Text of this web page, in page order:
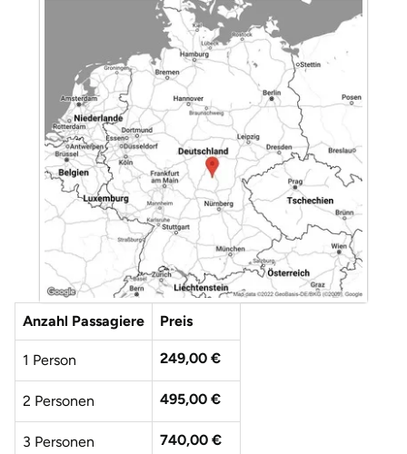
Anzahl Passagiere Preis
1 Person 249,00 €
2 Personen 495,00 €
3 Personen 740,00 €